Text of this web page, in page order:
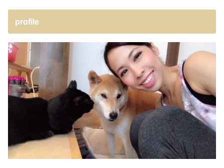
profile